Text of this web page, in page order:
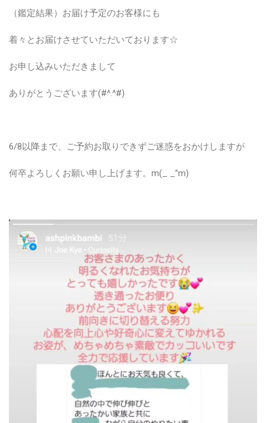
（鑑定結果）お届け予定のお客様にも
着々とお届けさせていただいております☆
お申し込みいただきまして
ありがとうございます(#^.^#)
6/8以降まで、ご予約お取りできずご迷惑をおかけしますが
何卒よろしくお願い申し上げます。m(_ _”m)